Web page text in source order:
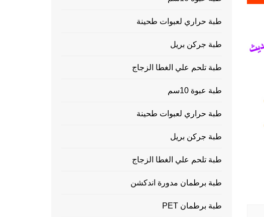
طبة حراري لعبوات طحينة
طبة جركن بريل
طبة تلحم علي الغطا الزجاج
طبة عبوة 10سم
طبة حراري لعبوات طحينة
طبة جركن بريل
طبة تلحم علي الغطا الزجاج
طبة برطمان مدورة اندكشن
طبة برطمان PET